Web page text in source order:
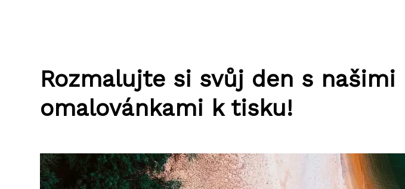
Rozmalujte si svůj den s našimi
omalovánkami k tisku!